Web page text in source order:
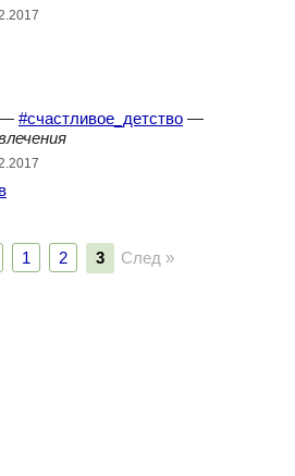
#счастливое_детство —
1 2 3 След »